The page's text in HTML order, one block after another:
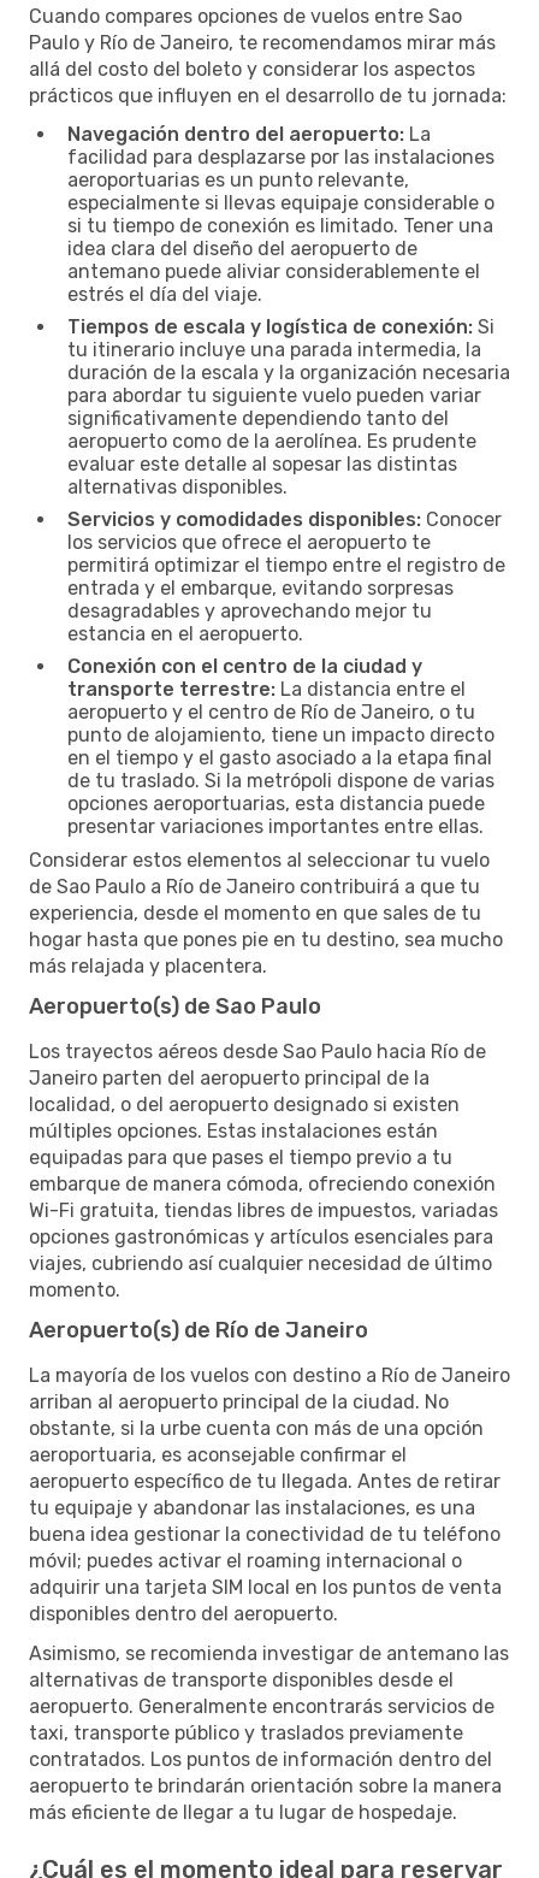
Cuando compares opciones de vuelos entre Sao
Paulo y Río de Janeiro, te recomendamos mirar más
allá del costo del boleto y considerar los aspectos
prácticos que influyen en el desarrollo de tu jornada:
Navegación dentro del aeropuerto: La
facilidad para desplazarse por las instalaciones
aeroportuarias es un punto relevante,
especialmente si llevas equipaje considerable o
si tu tiempo de conexión es limitado. Tener una
idea clara del diseño del aeropuerto de
antemano puede aliviar considerablemente el
estrés el día del viaje.
Tiempos de escala y logística de conexión: Si
tu itinerario incluye una parada intermedia, la
duración de la escala y la organización necesaria
para abordar tu siguiente vuelo pueden variar
significativamente dependiendo tanto del
aeropuerto como de la aerolínea. Es prudente
evaluar este detalle al sopesar las distintas
alternativas disponibles.
Servicios y comodidades disponibles: Conocer
los servicios que ofrece el aeropuerto te
permitirá optimizar el tiempo entre el registro de
entrada y el embarque, evitando sorpresas
desagradables y aprovechando mejor tu
estancia en el aeropuerto.
Conexión con el centro de la ciudad y
transporte terrestre: La distancia entre el
aeropuerto y el centro de Río de Janeiro, o tu
punto de alojamiento, tiene un impacto directo
en el tiempo y el gasto asociado a la etapa final
de tu traslado. Si la metrópoli dispone de varias
opciones aeroportuarias, esta distancia puede
presentar variaciones importantes entre ellas.
Considerar estos elementos al seleccionar tu vuelo
de Sao Paulo a Río de Janeiro contribuirá a que tu
experiencia, desde el momento en que sales de tu
hogar hasta que pones pie en tu destino, sea mucho
más relajada y placentera.
Aeropuerto(s) de Sao Paulo
Los trayectos aéreos desde Sao Paulo hacia Río de
Janeiro parten del aeropuerto principal de la
localidad, o del aeropuerto designado si existen
múltiples opciones. Estas instalaciones están
equipadas para que pases el tiempo previo a tu
embarque de manera cómoda, ofreciendo conexión
Wi-Fi gratuita, tiendas libres de impuestos, variadas
opciones gastronómicas y artículos esenciales para
viajes, cubriendo así cualquier necesidad de último
momento.
Aeropuerto(s) de Río de Janeiro
La mayoría de los vuelos con destino a Río de Janeiro
arriban al aeropuerto principal de la ciudad. No
obstante, si la urbe cuenta con más de una opción
aeroportuaria, es aconsejable confirmar el
aeropuerto específico de tu llegada. Antes de retirar
tu equipaje y abandonar las instalaciones, es una
buena idea gestionar la conectividad de tu teléfono
móvil; puedes activar el roaming internacional o
adquirir una tarjeta SIM local en los puntos de venta
disponibles dentro del aeropuerto.
Asimismo, se recomienda investigar de antemano las
alternativas de transporte disponibles desde el
aeropuerto. Generalmente encontrarás servicios de
taxi, transporte público y traslados previamente
contratados. Los puntos de información dentro del
aeropuerto te brindarán orientación sobre la manera
más eficiente de llegar a tu lugar de hospedaje.
¿Cuál es el momento ideal para reservar